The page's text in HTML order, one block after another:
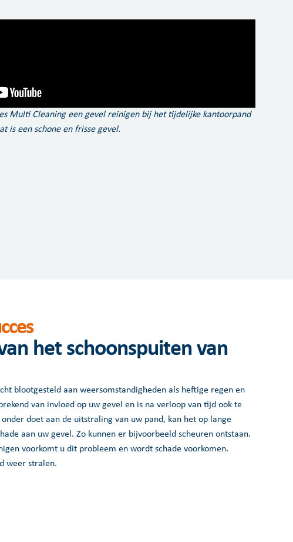
Multi Cleaning een gevel reinigen bij het tijdelijke kantoorpand
is een schone en frisse gevel.
het schoonspuiten van
blootgesteld aan weersomstandigheden als heftige regen en
van invloed op uw gevel en is na verloop van tijd ook te
doet aan de uitstraling van uw pand, kan het op lange
aan uw gevel. Zo kunnen er bijvoorbeeld scheuren ontstaan.
voorkomt u dit probleem en wordt schade voorkomen.
weer stralen.